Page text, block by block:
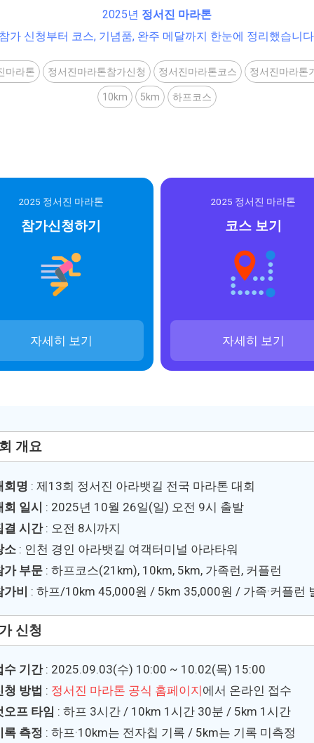
2025년 정서진 마라톤
가 신청부터 코스, 기념품, 완주 메달까지 한눈에 정리했습니
마라톤 정서진마라톤참가신청 정서진마라톤코스 정서진마라톤
10km 5km 하프코스
2025 정서진 마라톤
참가신청하기
자세히 보기
2025 정서진 마라톤
코스 보기
자세히 보기
개요
회명 : 제13회 정서진 아라뱃길 전국 마라톤 대회
회 일시 : 2025년 10월 26일(일) 오전 9시 출발
결 시간: 오전 8시까지
소 : 인천 경인 아라뱃길 여객터미널 아라타워
가 부문 : 하프코스(21km), 10km, 5km, 가족런, 커플런
가비 : 하프/10km 45,000원 / 5km 35,000원 / 가족·커플런
신청
수 기간: 2025.09.03(수) 10:00 ~ 10.02(목) 15:00
청 방법 : 정서진 마라톤 공식 홈페이지 에서 온라인 접수
오프 타임 : 하프 3시간 / 10km 1시간 30분 / 5km 1시간
록 측정 : 하프·10km는 전자칩 기록 / 5km는 기록 미측정